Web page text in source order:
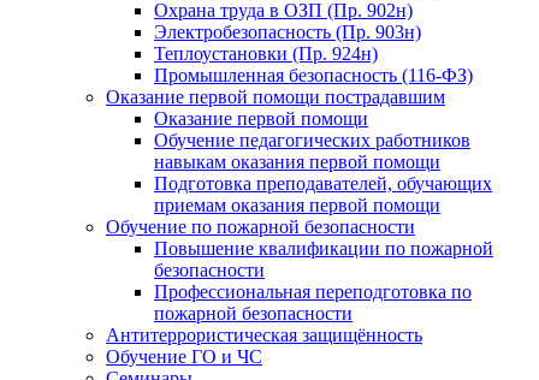
Охрана труда в ОЗП (Пр. 902н)
Электробезопасность (Пр. 903н)
Теплоустановки (Пр. 924н)
Промышленная безопасность (116-ФЗ)
Оказание первой помощи пострадавшим
Оказание первой помощи
Обучение педагогических работников
навыкам оказания первой помощи
Подготовка преподавателей, обучающих
приемам оказания первой помощи
Обучение по пожарной безопасности
Повышение квалификации по пожарной
безопасности
Профессиональная переподготовка по
пожарной безопасности
Антитеррористическая защищённость
Обучение ГО и ЧС